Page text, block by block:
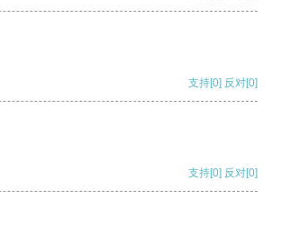
支持[0] 反对[0]
支持[0] 反对[0]